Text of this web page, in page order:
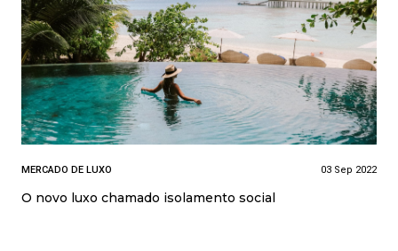
MERCADO DE LUXO 03 Sep 2022
O novo luxo chamado isolamento social